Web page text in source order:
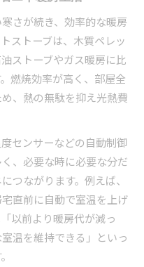
さが続き、効率的な暖房
ストーブは、木質ペレッ
ストーブやガス暖房に比
燃焼効率が高く、部屋全
、熱の無駄を抑え光熱費
センサーなどの自動制御
、必要な時に必要な分だ
つながります。例えば、
直前に自動で室温を上げ
以前より暖房代が減っ
温を維持できる」といっ